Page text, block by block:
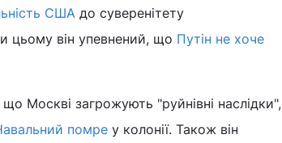
США до суверенітету
цьому він упевнений, що Путін не хоче
Москві загрожують "руйнівні наслідки",
помре у колонії. Також він